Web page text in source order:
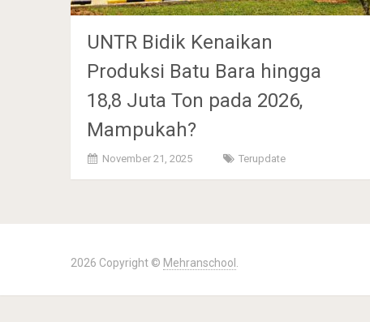
UNTR Bidik Kenaikan
Produksi Batu Bara hingga
18,8 Juta Ton pada 2026,
Mampukah?
November 21, 2025 Terupdate
2026 Copyright © Mehranschool